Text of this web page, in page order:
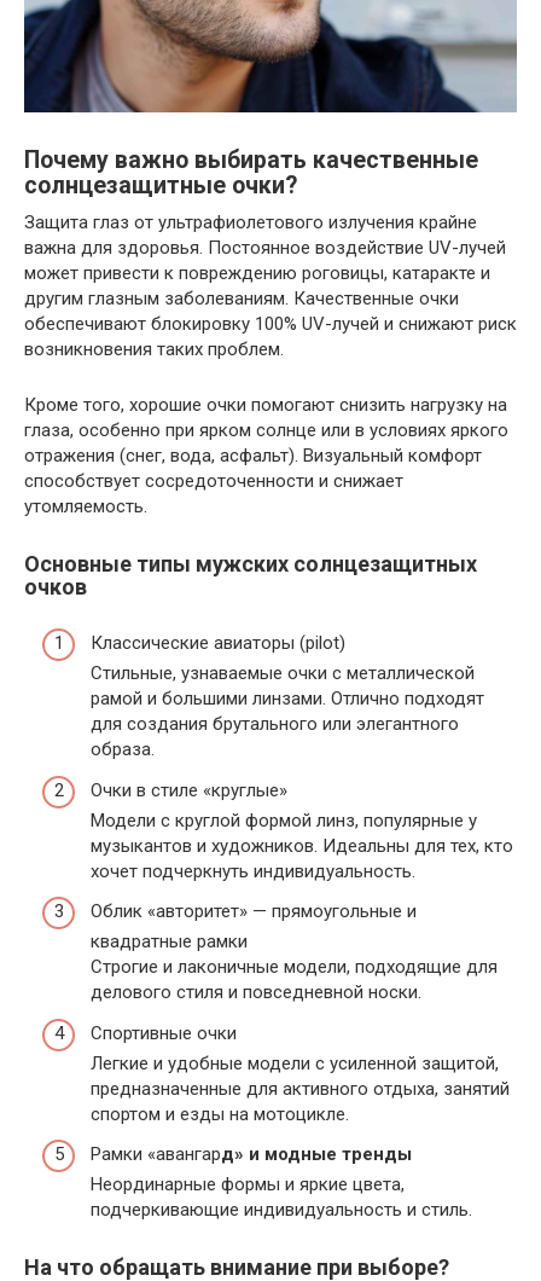
Почему важно выбирать качественные
солнцезащитные очки?
Защита глаз от ультрафиолетового излучения крайне
важна для здоровья. Постоянное воздействие UV-лучей
может привести к повреждению роговицы, катаракте и
другим глазным заболеваниям. Качественные очки
обеспечивают блокировку 100% UV-лучей и снижают риск
возникновения таких проблем.
Кроме того, хорошие очки помогают снизить нагрузку на
глаза, особенно при ярком солнце или в условиях яркого
отражения (снег, вода, асфальт). Визуальный комфорт
способствует сосредоточенности и снижает
утомляемость.
Основные типы мужских солнцезащитных
очков
Классические авиаторы (pilot)
Стильные, узнаваемые очки с металлической
рамой и большими линзами. Отлично подходят
для создания брутального или элегантного
образа.
Очки в стиле «круглые»
Модели с круглой формой линз, популярные у
музыкантов и художников. Идеальны для тех, кто
хочет подчеркнуть индивидуальность.
Облик «авторитет» — прямоугольные и
квадратные рамки
Строгие и лаконичные модели, подходящие для
делового стиля и повседневной носки.
Спортивные очки
Легкие и удобные модели с усиленной защитой,
предназначенные для активного отдыха, занятий
спортом и езды на мотоцикле.
Рамки «авангард» и модные тренды
Неординарные формы и яркие цвета,
подчеркивающие индивидуальность и стиль.
На что обращать внимание при выборе?